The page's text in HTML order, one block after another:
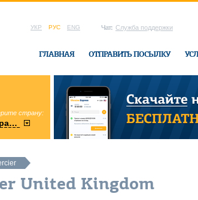
УКР РУС ENG Чат: Служба поддержки
ГЛАВНАЯ ОТПРАВИТЬ ПОСЫЛКУ
страну: область:
Винницкая в
United Kingdom